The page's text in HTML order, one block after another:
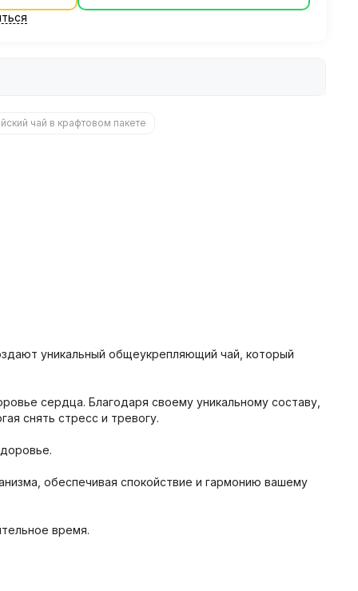
чай в крафтовом пакете
уникальный общеукрепляющий чай, который
сердца. Благодаря своему уникальному составу,
снять стресс и тревогу.
обеспечивая спокойствие и гармонию вашему
время.